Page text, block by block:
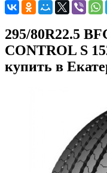
295/80R22.5
CONTROL S
купить в